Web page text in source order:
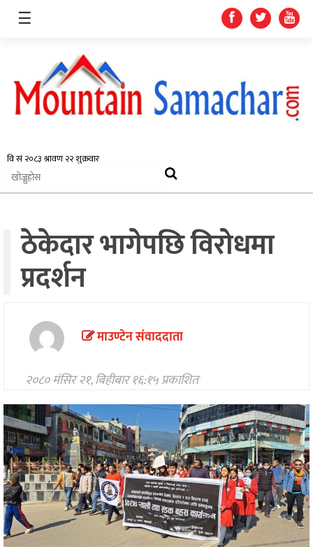
समाचार
प्रदेश
अर्थतन्त्र
स्वास्थ्य
अन्तर्राष्ट्रिय
मनोरन्जन
अन्तरवार्ता/
विचार
खेलकुद
थप
☰
ठेकेदार भागेपछि विरोधमा
प्रदर्शन
माउण्टेन संवाददाता
२०८० मंसिर २१, बिहीबार १६:१५ प्रकाशित